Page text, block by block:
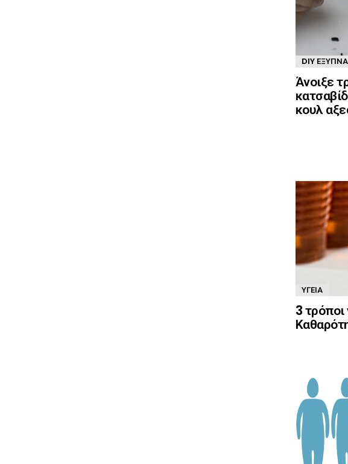
DIY
Άνοιξε
κουλ
ΥΓΕΊΑ
3 τρόποι